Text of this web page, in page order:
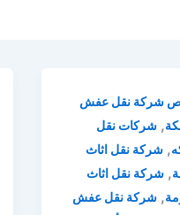
شركة نقل عفش
, شركات نقل
, شركة نقل اثاث
, شركة نقل اثاث
, شركة نقل عفش